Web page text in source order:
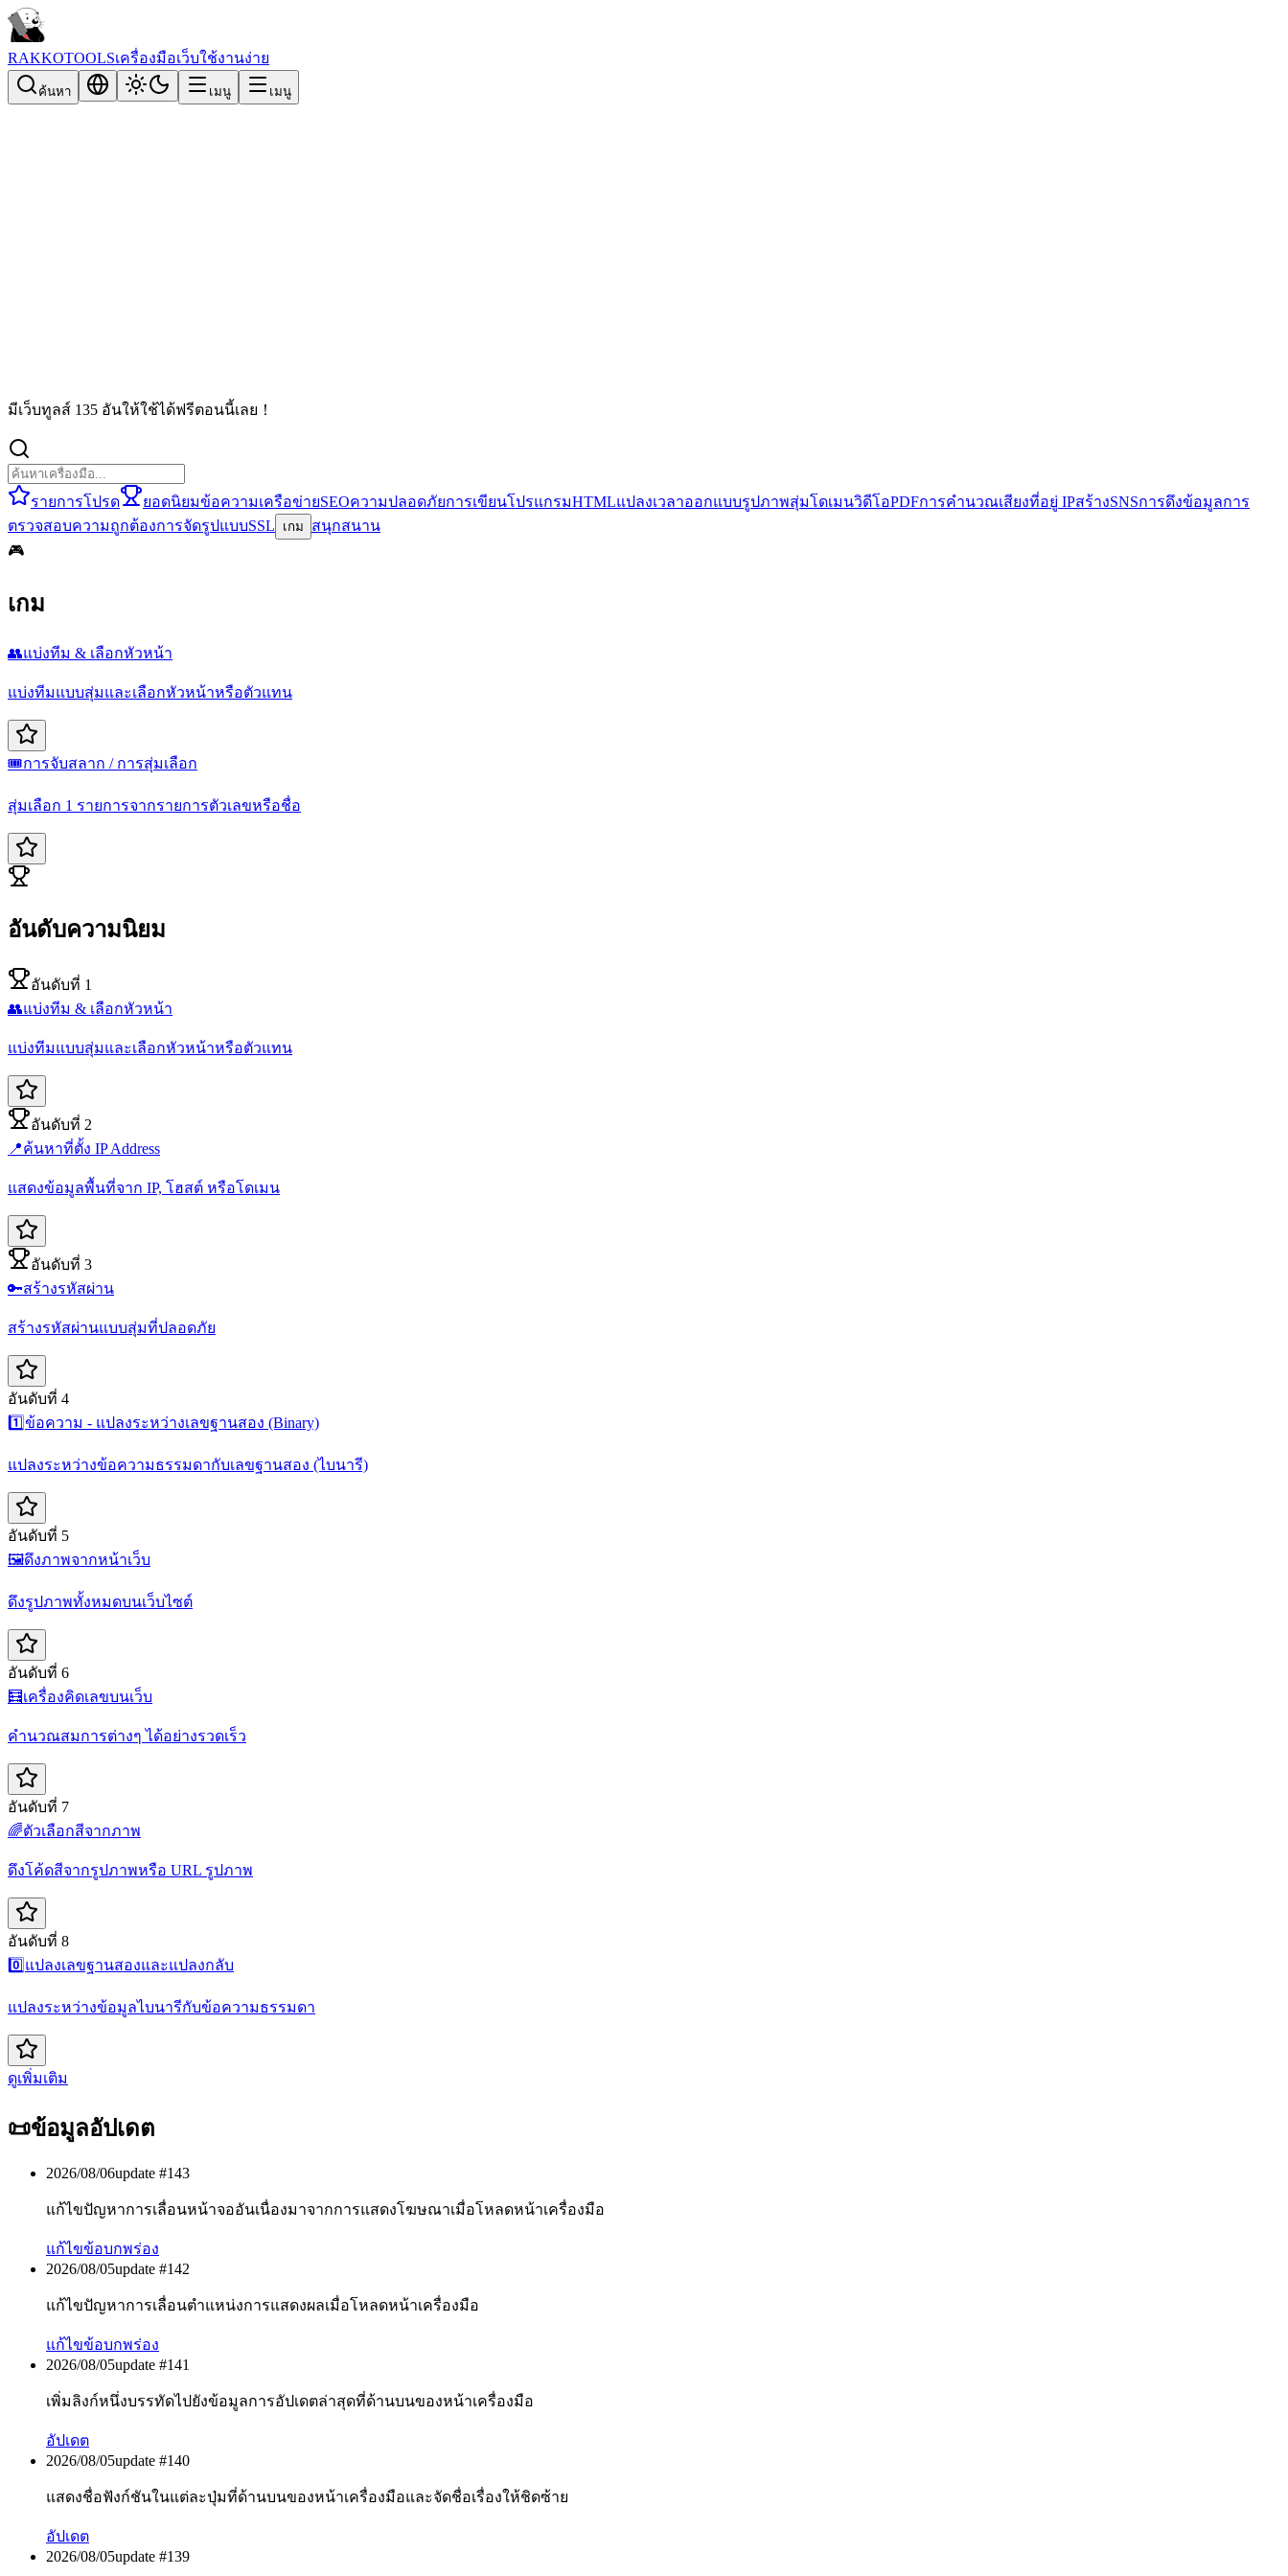
RAKKOTOOLSเครื่องมือเว็บใช้งานง่าย
ค้นหา เมนู เมนู
มีเว็บทูลส์ 135 อันให้ใช้ได้ฟรีตอนนี้เลย！
รายการโปรด ยอดนิยมข้อความเครือข่ายSEOความปลอดภัยการเขียนโปรแกรมHTMLแปลงเวลาออกแบบรูปภาพสุ่มโดเมนวิดีโอPDFการคำนวณเสียงที่อยู่ IPสร้างSNSการดึงข้อมูลการ
ตรวจสอบความถูกต้องการจัดรูปแบบSSL เกม
สนุกสนาน
🎮
เกม
👥แบ่งทีม & เลือกหัวหน้า
แบ่งทีมแบบสุ่มและเลือกหัวหน้าหรือตัวแทน
🎟️การจับสลาก / การสุ่มเลือก
สุ่มเลือก 1 รายการจากรายการตัวเลขหรือชื่อ
อันดับความนิยม
อันดับที่ 1
👥แบ่งทีม & เลือกหัวหน้า
แบ่งทีมแบบสุ่มและเลือกหัวหน้าหรือตัวแทน
อันดับที่ 2
📍ค้นหาที่ตั้ง IP Address
แสดงข้อมูลพื้นที่จาก IP, โฮสต์ หรือโดเมน
อันดับที่ 3
🔑สร้างรหัสผ่าน
สร้างรหัสผ่านแบบสุ่มที่ปลอดภัย
อันดับที่ 4
1️⃣ข้อความ - แปลงระหว่างเลขฐานสอง (Binary)
แปลงระหว่างข้อความธรรมดากับเลขฐานสอง (ไบนารี)
อันดับที่ 5
🖼️ดึงภาพจากหน้าเว็บ
ดึงรูปภาพทั้งหมดบนเว็บไซต์
อันดับที่ 6
🧮เครื่องคิดเลขบนเว็บ
คำนวณสมการต่างๆ ได้อย่างรวดเร็ว
อันดับที่ 7
🌈ตัวเลือกสีจากภาพ
ดึงโค้ดสีจากรูปภาพหรือ URL รูปภาพ
อันดับที่ 8
0️⃣ แปลงเลขฐานสองและแปลงกลับ
แปลงระหว่างข้อมูลไบนารีกับข้อความธรรมดา
ดูเพิ่มเติม
📜ข้อมูลอัปเดต
2026/08/06update #143
แก้ไขปัญหาการเลื่อนหน้าจออันเนื่องมาจากการแสดงโฆษณาเมื่อโหลดหน้าเครื่องมือ
แก้ไขข้อบกพร่อง
2026/08/05update #142
แก้ไขปัญหาการเลื่อนตำแหน่งการแสดงผลเมื่อโหลดหน้าเครื่องมือ
แก้ไขข้อบกพร่อง
2026/08/05update #141
เพิ่มลิงก์หนึ่งบรรทัดไปยังข้อมูลการอัปเดตล่าสุดที่ด้านบนของหน้าเครื่องมือ
อัปเดต
2026/08/05update #140
แสดงชื่อฟังก์ชันในแต่ละปุ่มที่ด้านบนของหน้าเครื่องมือและจัดชื่อเรื่องให้ชิดซ้าย
อัปเดต
2026/08/05update #139